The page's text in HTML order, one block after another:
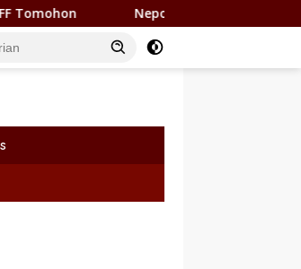
Nepotisme Kembali Heboh, Kadishub